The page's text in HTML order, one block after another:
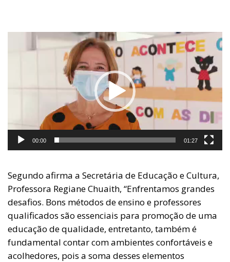
Tocador
00:00 01:27
Segundo afirma a Secretária de Educação e Cultura,
Professora Regiane Chuaith, “Enfrentamos grandes
desafios. Bons métodos de ensino e professores
qualificados são essenciais para promoção de uma
educação de qualidade, entretanto, também é
fundamental contar com ambientes confortáveis e
acolhedores, pois a soma desses elementos